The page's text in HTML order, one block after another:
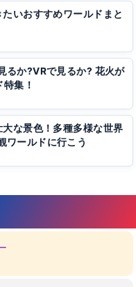
いおすすめワールドまと
るか?VRで見るか? 花火が
集！
な景色！多種多様な世界
ワールドに行こう